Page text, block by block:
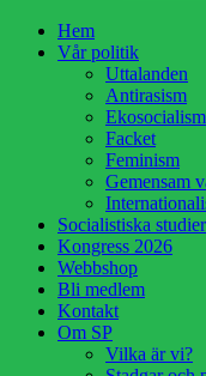
Hem
Vår politik
Uttalanden
Antirasism
Ekosocialism
Facket
Feminism
Gemensam
Socialistiska studier
Kongress 2026
Webbshop
Bli medlem
Kontakt
Om SP
Vilka är vi?